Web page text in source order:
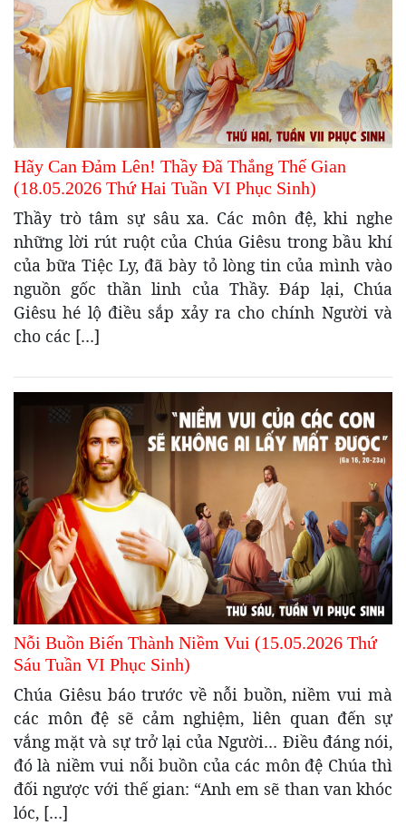
Hãy Can Đảm Lên! Thầy Đã Thắng Thế Gian
(18.05.2026 Thứ Hai Tuần VI Phục Sinh)
Thầy trò tâm sự sâu xa. Các môn đệ, khi nghe
những lời rút ruột của Chúa Giêsu trong bầu khí
của bữa Tiệc Ly, đã bày tỏ lòng tin của mình vào
nguồn gốc thần linh của Thầy. Đáp lại, Chúa
Giêsu hé lộ điều sắp xảy ra cho chính Người và
cho các […]
Nỗi Buồn Biến Thành Niềm Vui (15.05.2026 Thứ
Sáu Tuần VI Phục Sinh)
Chúa Giêsu báo trước về nỗi buồn, niềm vui mà
các môn đệ sẽ cảm nghiệm, liên quan đến sự
vắng mặt và sự trở lại của Người… Điều đáng nói,
đó là niềm vui nỗi buồn của các môn đệ Chúa thì
đối ngược với thế gian: “Anh em sẽ than van khóc
lóc, […]